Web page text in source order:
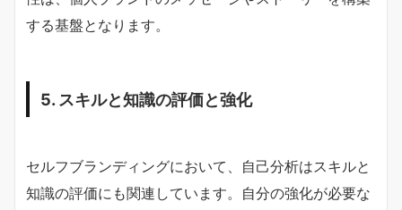
する基盤となります。
5. スキルと知識の評価と強化
セルフブランディングにおいて、自己分析はスキルと
知識の評価にも関連しています。自分の強化が必要な